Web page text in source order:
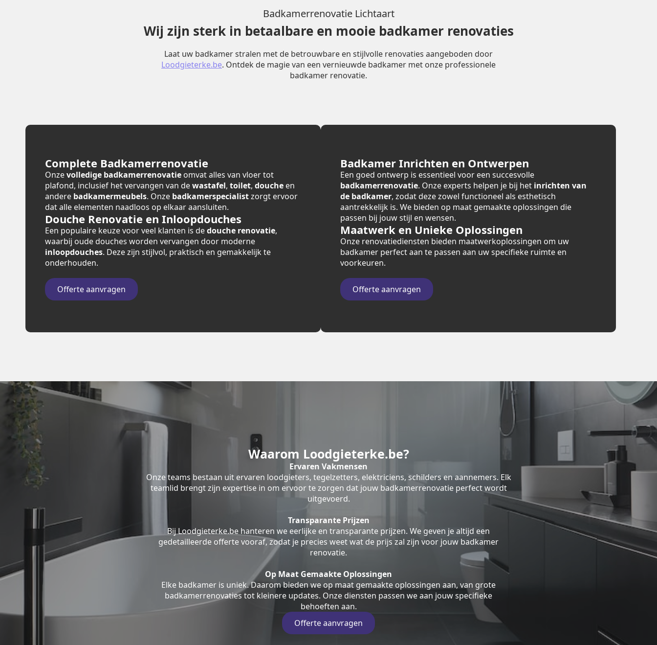
Badkamerrenovatie Lichtaart
Wij zijn sterk in betaalbare en mooie badkamer renovaties
Laat uw badkamer stralen met de betrouwbare en stijlvolle renovaties aangeboden door
Loodgieterke.be. Ontdek de magie van een vernieuwde badkamer met onze professionele
badkamer renovatie.
Complete Badkamerrenovatie
Onzevolledige badkamerrenovatie omvat alles van vloer tot
plafond, inclusief het vervangen van dewastafel, toilet, douche en
andere badkamermeubels. Onze badkamerspecialistzorgt ervoor
dat alle elementen naadloos op elkaar aansluiten.
Douche Renovatie en Inloopdouches
Een populaire keuze voor veel klanten is dedouche renovatie,
waarbij oude douches worden vervangen door moderne
inloopdouches. Deze zijn stijlvol, praktisch en gemakkelijk te
onderhouden.
Offerte aanvragen
Badkamer Inrichten en Ontwerpen
Een goed ontwerp is essentieel voor een succesvolle
badkamerrenovatie. Onze experts helpen je bij het inrichten van
de badkamer, zodat deze zowel functioneel als esthetisch
aantrekkelijk is. We bieden op maat gemaakte oplossingen die
passen bij jouw stijl en wensen.
Maatwerk en Unieke Oplossingen
Onze renovatiediensten bieden maatwerkoplossingen om uw
badkamer perfect aan te passen aan uw specifieke ruimte en
voorkeuren.
Offerte aanvragen
Waarom Loodgieterke.be?
Ervaren Vakmensen
Onze teams bestaan uit ervaren loodgieters, tegelzetters, elektriciens, schilders en aannemers. Elk
teamlid brengt zijn expertise in om ervoor te zorgen dat jouw badkamerrenovatie perfect wordt
uitgevoerd.
Transparante Prijzen
Bij Loodgieterke.be hanteren we eerlijke en transparante prijzen. We geven je altijd een
gedetailleerde offerte vooraf, zodat je precies weet wat de prijs zal zijn voor jouw badkamer
renovatie.
Op Maat Gemaakte Oplossingen
Elke badkamer is uniek. Daarom bieden we op maat gemaakte oplossingen aan, van grote
badkamerrenovaties tot kleinere updates. Onze diensten passen we aan jouw specifieke
behoeften aan.
Offerte aanvragen